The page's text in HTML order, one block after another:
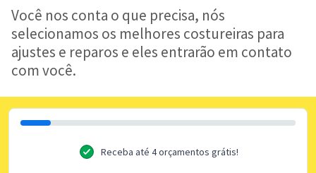
Você nos conta o que precisa, nós
selecionamos os melhores costureiras para
ajustes e reparos e eles entrarão em contato
com você.
Receba até 4 orçamentos grátis!